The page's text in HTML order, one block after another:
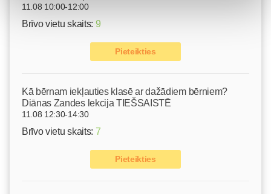
11.08 10:00-12:00
Brīvo vietu skaits: 9
Pieteikties
Kā bērnam iekļauties klasē ar dažādiem bērniem?
Diānas Zandes lekcija TIEŠSAISTĒ
11.08 12:30-14:30
Brīvo vietu skaits: 7
Pieteikties